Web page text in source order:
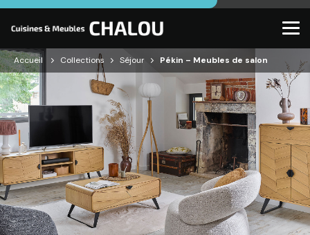
Accueil Collections Séjour Pékin – Meubles de salon